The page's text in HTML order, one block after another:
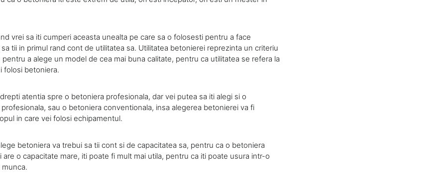
vrei sa iti cumperi aceasta unealta pe care sa o folosesti pentru a face
tii in primul rand cont de utilitatea sa. Utilitatea betonierei reprezinta un criteriu
a alege un model de cea mai buna calitate, pentru ca utilitatea se refera la
folosi betoniera.
atentia spre o betoniera profesionala, dar vei putea sa iti alegi si o
sau o betoniera conventionala, insa alegerea betonierei va fi
in care vei folosi echipamentul.
betoniera va trebui sa tii cont si de capacitatea sa, pentru ca o betoniera
are o capacitate mare, iti poate fi mult mai utila, pentru ca iti poate usura intr-o